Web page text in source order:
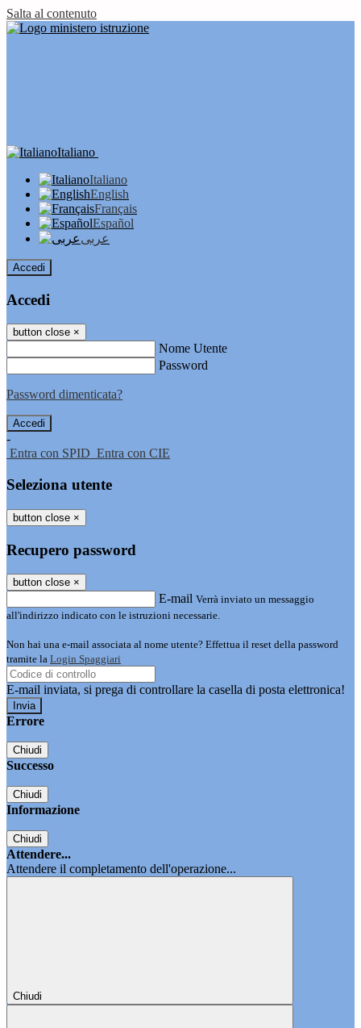
Salta al contenuto
Italiano
Italiano
English
Français
Español
عربى
Accedi
Accedi
button close ×
Nome Utente
Password
Password dimenticata?
-
Entra con SPID Entra con CIE
Seleziona utente
button close ×
Recupero password
button close ×
E-mail Verrà inviato un messaggio
all'indirizzo indicato con le istruzioni necessarie.
Non hai una e-mail associata al nome utente? Effettua il reset della password
tramite la Login Spaggiari
E-mail inviata, si prega di controllare la casella di posta elettronica!
Errore
Chiudi
Successo
Chiudi
Informazione
Chiudi
Attendere...
Attendere il completamento dell'operazione...
Chiudi